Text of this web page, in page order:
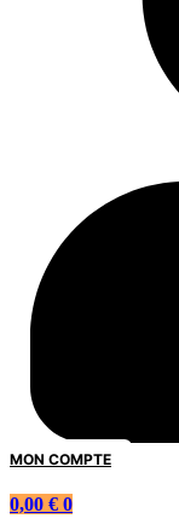
MON COMPTE
0,00 € 0